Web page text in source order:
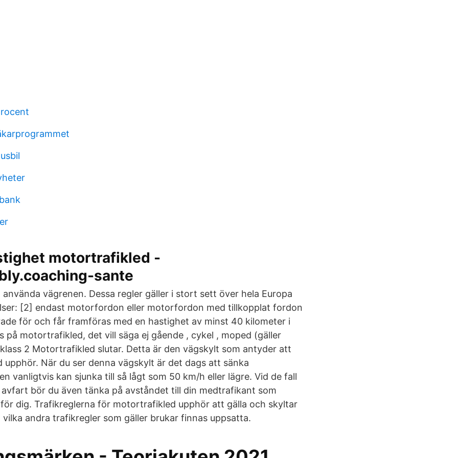
motortrafikled -
sante
vägrenen. Dessa regler gäller i stort sett över hela Europa
[2] endast motorfordon eller motorfordon med tillkopplat fordon
för och får framföras med en hastighet av minst 40 kilometer i
på motortrafikled, det vill säga ej gående , cykel , moped (gäller
2 Motortrafikled slutar. Detta är den vägskylt som antyder att
När du ser denna vägskylt är det dags att sänka
vanligtvis kan sjunka till så lågt som 50 km/h eller lägre. Vid de fall
bör du även tänka på avståndet till din medtrafikant som
dig. Trafikreglerna för motortrafikled upphör att gälla och skyltar
vilka andra trafikregler som gäller brukar finnas uppsatta.